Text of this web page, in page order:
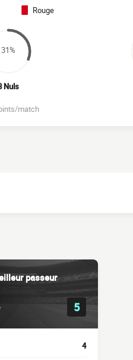
Rouge
31%
Nuls
match
passeur
5
4